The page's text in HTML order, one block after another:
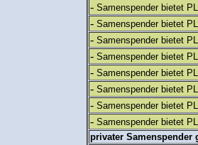
- Samenspender bietet
- Samenspender bietet
- Samenspender bietet
- Samenspender bietet
- Samenspender bietet
- Samenspender bietet
- Samenspender bietet
- Samenspender bietet
privater Samenspender